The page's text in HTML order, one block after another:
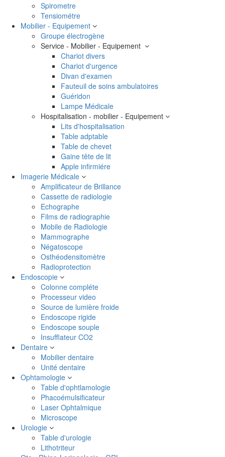
Spirometre
Tensiométre
Mobilier - Equipement
Groupe électrogène
Service - Mobilier - Equipement
Chariot divers
Chariot d'urgence
Divan d'examen
Fauteuil de soins ambulatoires
Guéridon
Lampe Médicale
Hospitalisation - mobilier - Equipement
Lits d'hospitalisation
Table adptable
Table de chevet
Gaine tête de lit
Apple infirmiére
Imagerie Médicale
Amplificateur de Brillance
Cassette de radiologie
Echographe
Films de radiographie
Mobile de Radiologie
Mammographe
Négatoscope
Osthéodensitomètre
Radioprotection
Endoscopie
Colonne compléte
Processeur video
Source de lumière froide
Endoscope rigide
Endoscope souple
Insufflateur CO2
Dentaire
Mobilier dentaire
Unité dentaire
Ophtamologie
Table d'ophtlamologie
Phacoémulsificateur
Laser Ophtalmique
Microscope
Urologie
Table d'urologie
Lithotriteur